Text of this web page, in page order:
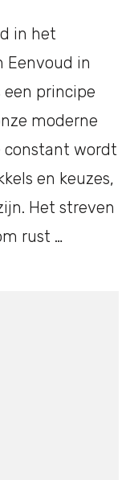
in het
Eenvoud in
een principe
moderne
constant wordt
en keuzes,
Het streven
rust …